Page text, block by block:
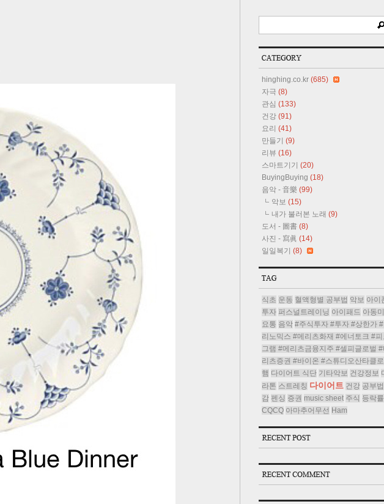
hinghing.co.kr (685)
자극 (8)
관심 (133)
건강 (91)
요리 (41)
만들기 (9)
리뷰 (16)
스마트기기 (20)
BuyingBuying (18)
음악 - 音樂 (99)
악보 (15)
내가 불러본 노래 (9)
도서 - 圖書 (8)
사진 - 寫眞 (14)
일일복기 (8)
식초 운동 혈액형별 공부법 악보 아이
투자 퍼스널트레이닝 아이패드 아동
요통 음악 #주식투자 #투자 #상한가
리노믹스 #메리츠화재 #에너토크 #
그램 #메리츠금융지주 #셀피글로벌
리츠증권 #바이온 #스튜디오산타클
햄 다이어트 식단 기타악보 건강정보
라톤 스트레칭 다이어트 건강 공부법
감 펜싱 증권 music sheet 주식 등락률
CQCQ 아마추어무선 Ham